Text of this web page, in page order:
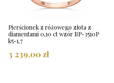
Pierścionek z różowego złota z
diamentami 0,10 ct wzór BP-3510P
k5-1,7
3 239,00 zł